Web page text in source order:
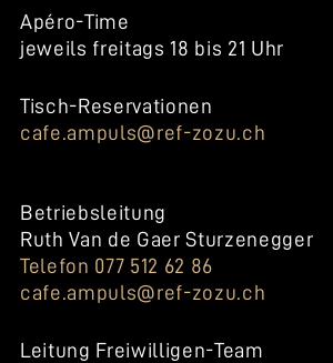
Apéro-Time
jeweils freitags 18 bis 21 Uhr
Tisch-Reservationen
cafe.ampuls@ref-zozu.ch
Betriebsleitung
Ruth Van de Gaer Sturzenegger
Telefon 077 512 62 86
cafe.ampuls@ref-zozu.ch
Leitung Freiwilligen-Team